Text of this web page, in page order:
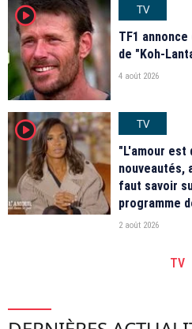
player2
TV
TF1
de "Koh-
4 août 2026
player2
TV
"L'amour est
nouveautés,
faut savoir
programme
2 août 2026
TV